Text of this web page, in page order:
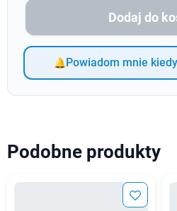
Dodaj do
Powiadom mnie
Podobne produkty